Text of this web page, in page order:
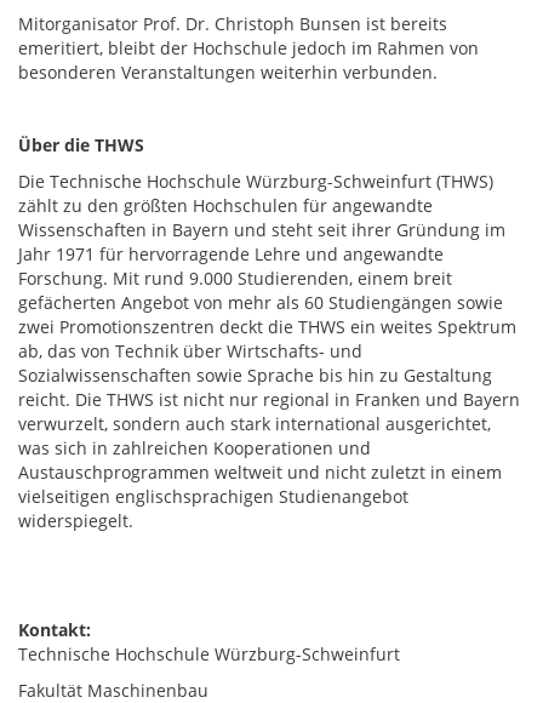
Mitorganisator Prof. Dr. Christoph Bunsen ist bereits
emeritiert, bleibt der Hochschule jedoch im Rahmen von
besonderen Veranstaltungen weiterhin verbunden.
Über die THWS
Die Technische Hochschule Würzburg-Schweinfurt (THWS)
zählt zu den größten Hochschulen für angewandte
Wissenschaften in Bayern und steht seit ihrer Gründung im
Jahr 1971 für hervorragende Lehre und angewandte
Forschung. Mit rund 9.000 Studierenden, einem breit
gefächerten Angebot von mehr als 60 Studiengängen sowie
zwei Promotionszentren deckt die THWS ein weites Spektrum
ab, das von Technik über Wirtschafts- und
Sozialwissenschaften sowie Sprache bis hin zu Gestaltung
reicht. Die THWS ist nicht nur regional in Franken und Bayern
verwurzelt, sondern auch stark international ausgerichtet,
was sich in zahlreichen Kooperationen und
Austauschprogrammen weltweit und nicht zuletzt in einem
vielseitigen englischsprachigen Studienangebot
widerspiegelt.
Kontakt:
Technische Hochschule Würzburg-Schweinfurt
Fakultät Maschinenbau